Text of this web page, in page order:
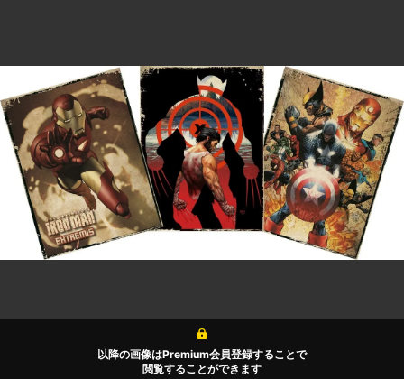
以降の画像はPremium会員登録することで
閲覧することができます